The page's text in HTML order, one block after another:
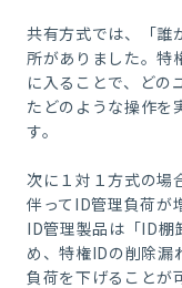
共有方式では、「誰
所がありました。特
に入ることで、どの
たどのような操作を
す。
次に１対１方式の場
伴ってID管理負荷が
ID管理製品は「ID棚
め、特権IDの削除漏
負荷を下げることが